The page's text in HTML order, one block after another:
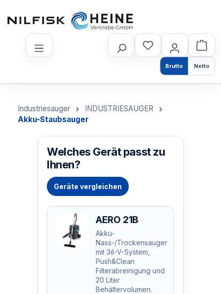
Brutto Netto
Industriesauger
INDUSTRIESAUGER
Akku-Staubsauger
Welches Gerät passt zu
Ihnen?
Geräte vergleichen
AERO 21B
Akku-
Nass-/Trockensauger
mit 36-V-System,
Push&Clean
Filterabreinigung und
20 Liter
Behältervolumen.